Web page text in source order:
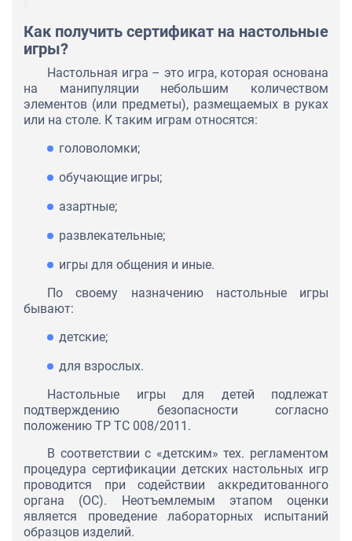
Как получить сертификат на настольные
игры?
Настольная игра – это игра, которая основана
на манипуляции небольшим количеством
элементов (или предметы), размещаемых в руках
или на столе. К таким играм относятся:
головоломки;
обучающие игры;
азартные;
развлекательные;
игры для общения и иные.
По своему назначению настольные игры
бывают:
детские;
для взрослых.
Настольные игры для детей подлежат
подтверждению безопасности согласно
положению ТР ТС 008/2011.
В соответствии с «детским» тех. регламентом
процедура сертификации детских настольных игр
проводится при содействии аккредитованного
органа (ОС). Неотъемлемым этапом оценки
является проведение лабораторных испытаний
образцов изделий.